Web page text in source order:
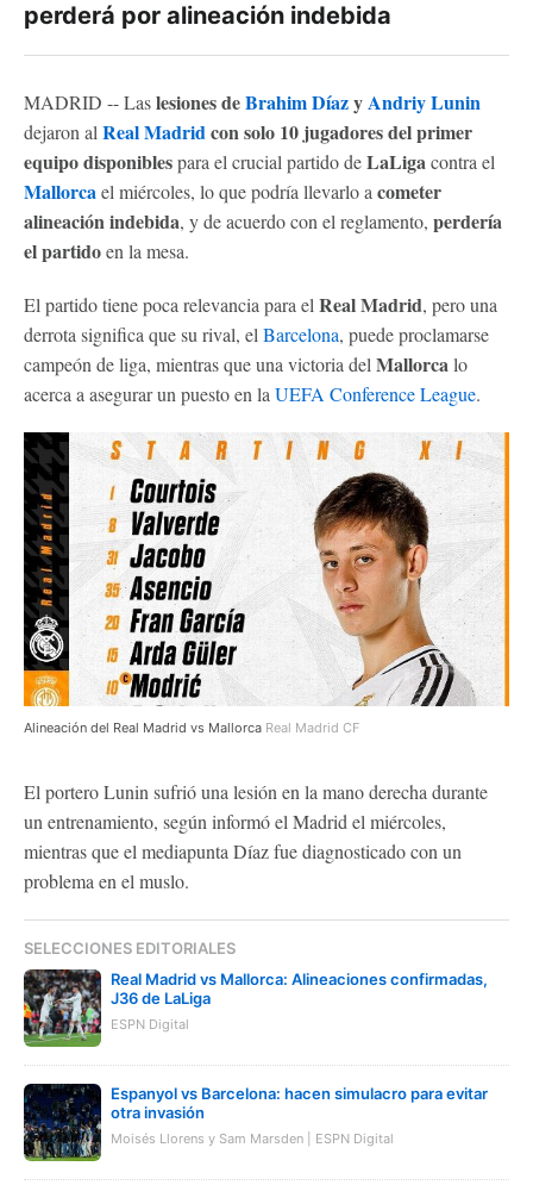
perderá por alineación indebida
MADRID -- Laslesiones deBrahim DíazyAndriy Lunin
dejaron al Real Madridcon solo 10 jugadores del primer
equipo disponiblespara el crucial partido deLaLigacontra el
Mallorcael miércoles, lo que podría llevarlo a cometer
alineación indebida, y de acuerdo con el reglamento, perdería
el partidoen la mesa.
El partido tiene poca relevancia para el Real Madrid, pero una
derrota significa que su rival, el Barcelona, ​​puede proclamarse
campeón de liga, mientras que una victoria del Mallorcalo
acerca a asegurar un puesto en la UEFA Conference League.
Alineación del Real Madrid vs Mallorca Real Madrid CF
El portero Lunin sufrió una lesión en la mano derecha durante
un entrenamiento, según informó el Madrid el miércoles,
mientras que el mediapunta Díaz fue diagnosticado con un
problema en el muslo.
SELECCIONES EDITORIALES
Real Madrid vs Mallorca: Alineaciones confirmadas,
J36 de LaLiga
ESPN Digital
Espanyol vs Barcelona: hacen simulacro para evitar
otra invasión
Moisés Llorens y Sam Marsden | ESPN Digital